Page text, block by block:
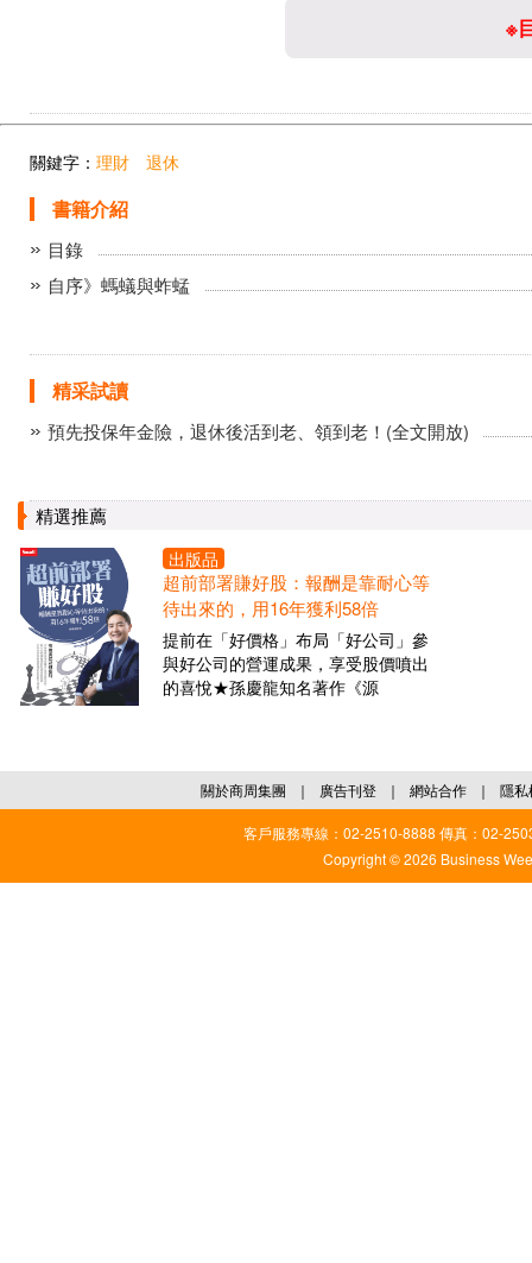
※
關鍵字： 理財 退休
書籍介紹
目錄
自序》螞蟻與蚱蜢
精采試讀
預先投保年金險，退休後活到老、領到老！(全文開放)
精選推薦
出版品
超前部署賺好股：報酬是靠耐心等
待出來的，用16年獲利58倍
提前在「好價格」布局「好公司」參
與好公司的營運成果，享受股價噴出
的喜悅★孫慶龍知名著作《源
關於商周集團 ｜ 廣告刊登 ｜ 網站合作 ｜ 隱私
客戶服務專線：02-2510-8888 傳真：02-
Copyright © 2026 Business